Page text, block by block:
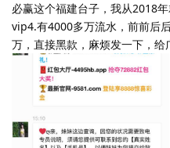
必赢这个福建台子，我从2018
vip4.有4000多万流水，前前后
万，直接黑款，麻烦发一下，给